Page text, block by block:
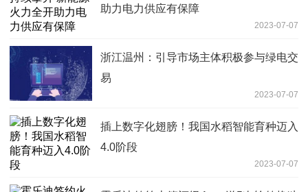
助力电力供应有保障
2023-07-07
浙江温州：引导市场主体积极参与绿电交
易
2023-07-07
插上数字化翅膀！我国水稻智能育种迈入
4.0阶段
2023-07-07